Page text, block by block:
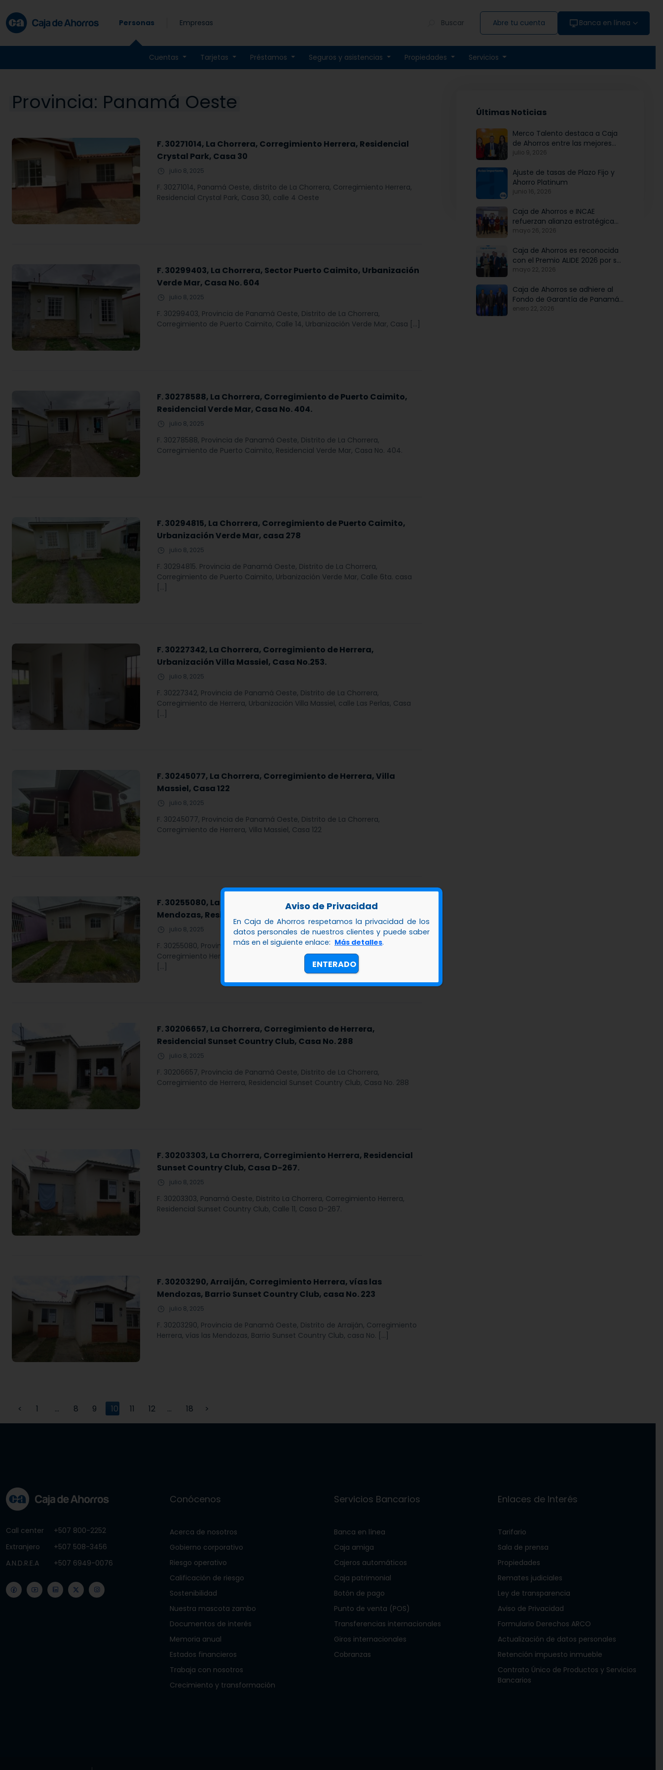
Personas
Cuentas Tarjetas Préstamos Seguros y asistencias Propiedades Servicios
Empresas Buscar Abre tu cuenta Banca en línea
Provincia: Panamá Oeste
F. 30271014, La Chorrera, Corregimiento Herrera, Residencial
Crystal Park, Casa 30
julio 8, 2025
F. 30271014, Panamá Oeste, distrito de La Chorrera, Corregimiento Herrera,
Residencial Crystal Park, Casa 30, calle 4 Oeste
F. 30299403, La Chorrera, Sector Puerto Caimito, Urbanización
Verde Mar, Casa No. 604
julio 8, 2025
F. 30299403, Provincia de Panamá Oeste, Distrito de La Chorrera,
Corregimiento de Puerto Caimito, Calle 14, Urbanización Verde Mar, Casa […]
F. 30278588, La Chorrera, Corregimiento de Puerto Caimito,
Residencial Verde Mar, Casa No. 404.
julio 8, 2025
F. 30278588, Provincia de Panamá Oeste, Distrito de La Chorrera,
Corregimiento de Puerto Caimito, Residencial Verde Mar, Casa No. 404.
F. 30294815, La Chorrera, Corregimiento de Puerto Caimito,
Urbanización Verde Mar, casa 278
julio 8, 2025
F. 30294815. Provincia de Panamá Oeste, Distrito de La Chorrera,
Corregimiento de Puerto Caimito, Urbanización Verde Mar, Calle 6ta. casa
[…]
F. 30227342, La Chorrera, Corregimiento de Herrera,
Urbanización Villa Massiel, Casa No.253.
julio 8, 2025
F. 30227342, Provincia de Panamá Oeste, Distrito de La Chorrera,
Corregimiento de Herrera, Urbanización Villa Massiel, calle Las Perlas, Casa
[…]
F. 30245077, La Chorrera, Corregimiento de Herrera, Villa
Massiel, Casa 122
julio 8, 2025
F. 30245077, Provincia de Panamá Oeste, Distrito de La Chorrera,
Corregimiento de Herrera, Villa Massiel, Casa 122
F. 30255080, La Chorrera, Corregimiento Herrera, Sector Las
Mendozas, Residencial Valle Real, Lote No. 294.
julio 8, 2025
F. 30255080, Provincia de Panamá Oeste, Distrito de La Chorrera,
Corregimiento Herrera, Sector Las Mendozas, Residencial Valle Real, Lote No.
[…]
F. 30206657, La Chorrera, Corregimiento de Herrera,
Residencial Sunset Country Club, Casa No. 288
julio 8, 2025
F. 30206657, Provincia de Panamá Oeste, Distrito de La Chorrera,
Corregimiento de Herrera, Residencial Sunset Country Club, Casa No. 288
F. 30203303, La Chorrera, Corregimiento Herrera, Residencial
Sunset Country Club, Casa D-267.
julio 8, 2025
F. 30203303, Panamá Oeste, Distrito La Chorrera, Corregimiento Herrera,
Residencial Sunset Country Club, Calle 11, Casa D-267.
F. 30203290, Arraiján, Corregimiento Herrera, vías las
Mendozas, Barrio Sunset Country Club, casa No. 223
julio 8, 2025
F. 30203290, Provincia de Panamá Oeste, Distrito de Arraiján, Corregimiento
Herrera, vías las Mendozas, Barrio Sunset Country Club, casa No. […]
< 1 … 8 9 10 11 12 … 18 >
Últimas Noticias
Merco Talento destaca a Caja
de Ahorros entre las mejores
empresas para atraer y fidelizar
julio 9, 2026
Ajuste de tasas de Plazo Fijo y
Ahorro Platinum
junio 16, 2026
Caja de Ahorros e INCAE
refuerzan alianza estratégica
para potenciar el talento y la
mayo 26, 2026
Caja de Ahorros es reconocida
con el Premio ALIDE 2026 por su
Programa de Educación
mayo 22, 2026
Caja de Ahorros se adhiere al
Fondo de Garantía de Panamá,
iniciativa articulada por Banco
enero 22, 2026
Call center
+507 800-2252
Extranjero
+507 508-3456
A.N.D.R.E.A
+507 6949-0076
Conócenos
Acerca de nosotros
Gobierno corporativo
Riesgo operativo
Calificación de riesgo
Sostenibilidad
Nuestra mascota zambo
Documentos de interés
Memoria anual
Estados financieros
Trabaja con nosotros
Crecimiento y transformación
Servicios Bancarios
Banca en línea
Caja amiga
Cajeros automáticos
Caja patrimonial
Botón de pago
Punto de venta (POS)
Transferencias internacionales
Giros internacionales
Cobranzas
Enlaces de Interés
Tarifario
Sala de prensa
Propiedades
Remates judiciales
Ley de transparencia
Aviso de Privacidad
Formulario Derechos ARCO
Actualización de datos personales
Retención impuesto inmueble
Contrato Único de Productos y Servicios
Bancarios
Aviso de Privacidad
En Caja de Ahorros respetamos la privacidad de los
datos personales de nuestros clientes y puede saber
más en el siguiente enlace: Más detalles.
ENTERADO